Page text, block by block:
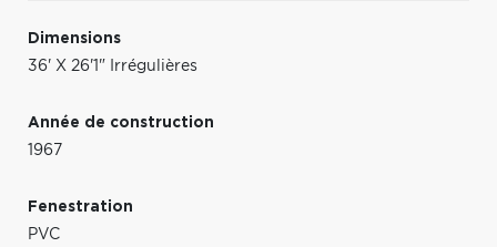
Dimensions
36' X 26'1" Irrégulières
Année de construction
1967
Fenestration
PVC